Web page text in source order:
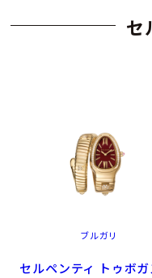
セ
ブルガリ
セルペンティ トゥボ